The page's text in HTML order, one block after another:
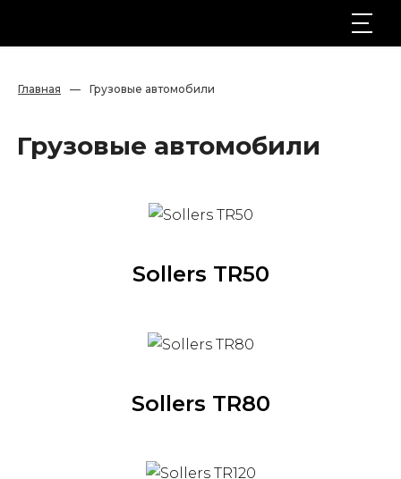
Главная — Грузовые автомобили
Грузовые автомобили
Sollers TR50
Sollers TR80